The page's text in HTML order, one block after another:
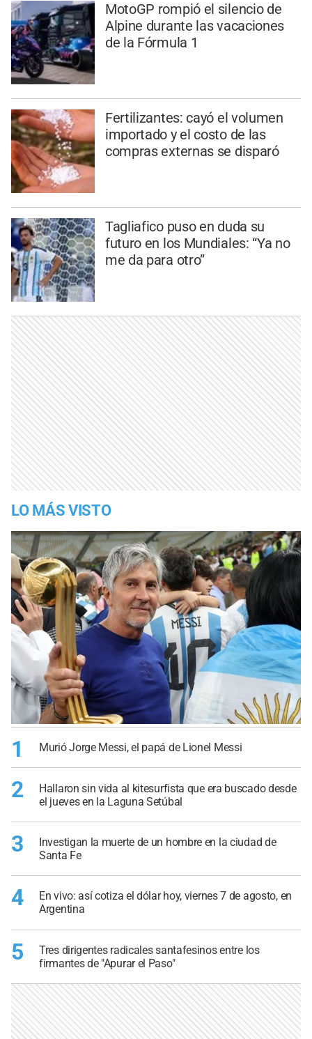
MotoGP rompió el silencio de
Alpine durante las vacaciones
de la Fórmula 1
Fertilizantes: cayó el volumen
importado y el costo de las
compras externas se disparó
Tagliafico puso en duda su
futuro en los Mundiales: “Ya no
me da para otro”
LO MÁS VISTO
1 Murió Jorge Messi, el papá de Lionel Messi
2
Hallaron sin vida al kitesurfista que era buscado desde
el jueves en la Laguna Setúbal
3
Investigan la muerte de un hombre en la ciudad de
Santa Fe
4
En vivo: así cotiza el dólar hoy, viernes 7 de agosto, en
Argentina
5
Tres dirigentes radicales santafesinos entre los
firmantes de "Apurar el Paso"